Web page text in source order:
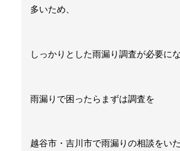
多いため、
しっかりとした雨漏り調査が必要にな
雨漏りで困ったらまずは調査を
越谷市・吉川市で雨漏りの相談をい